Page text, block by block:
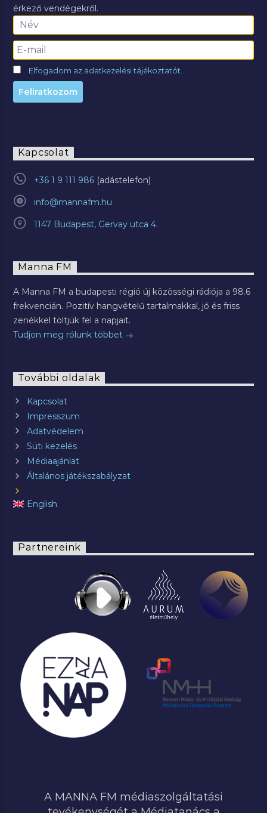
érkező vendégekről.
Elfogadom az adatkezelési tájékoztatót.
Kapcsolat
+36 1 9 111 986
info@mannafm.hu
1147 Budapest, Gervay utca 4.
Manna FM
A Manna FM a budapesti régió új közösségi rádiója a 98.6
frekvencián. Pozitív hangvételű tartalmakkal, jó és friss
zenékkel töltjük fel a napjait.
Tudjon meg rólunk többet
További oldalak
Kapcsolat
Impresszum
Adatvédelem
Süti kezelés
Médiaajánlat
Általános játékszabályzat
English
Partnereink
A MANNA FM médiaszolgáltatási